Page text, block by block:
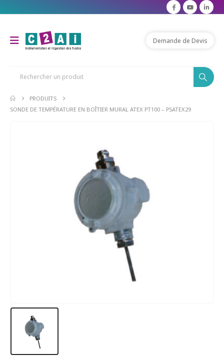
Demande de Devis
PRODUITS
SONDE DE TEMPÉRATURE EN BOÎTIER MURAL ATEX PT100 – PSATEX29